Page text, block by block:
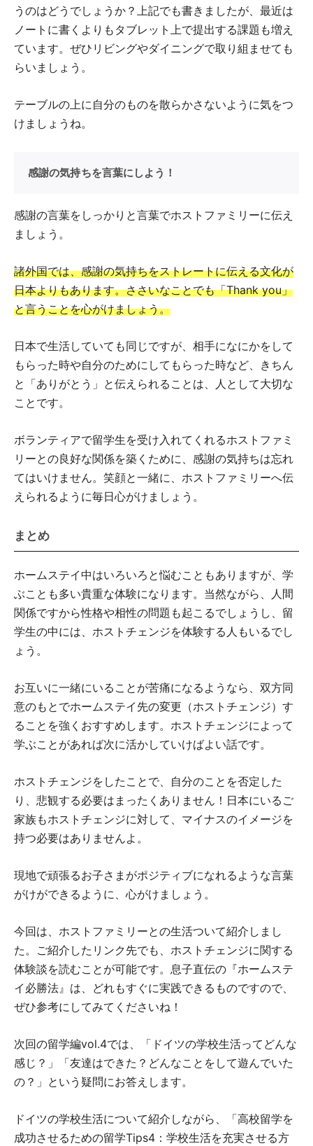
うのはどうでしょうか？上記でも書きましたが、最近は
ノートに書くよりもタブレット上で提出する課題も増え
ています。ぜひリビングやダイニングで取り組ませても
らいましょう。
テーブルの上に自分のものを散らかさないように気をつ
けましょうね。
感謝の気持ちを言葉にしよう！
感謝の言葉をしっかりと言葉でホストファミリーに伝え
ましょう。
諸外国では、感謝の気持ちをストレートに伝える文化が
日本よりもあります。ささいなことでも「Thank you」
と言うことを心がけましょう。
日本で生活していても同じですが、相手になにかをして
もらった時や自分のためにしてもらった時など、きちん
と「ありがとう」と伝えられることは、人として大切な
ことです。
ボランティアで留学生を受け入れてくれるホストファミ
リーとの良好な関係を築くために、感謝の気持ちは忘れ
てはいけません。笑顔と一緒に、ホストファミリーへ伝
えられるように毎日心がけましょう。
まとめ
ホームステイ中はいろいろと悩むこともありますが、学
ぶことも多い貴重な体験になります。当然ながら、人間
関係ですから性格や相性の問題も起こるでしょうし、留
学生の中には、ホストチェンジを体験する人もいるでし
ょう。
お互いに一緒にいることが苦痛になるようなら、双方同
意のもとでホームステイ先の変更（ホストチェンジ）す
ることを強くおすすめします。ホストチェンジによって
学ぶことがあれば次に活かしていけばよい話です。
ホストチェンジをしたことで、自分のことを否定した
り、悲観する必要はまったくありません！日本にいるご
家族もホストチェンジに対して、マイナスのイメージを
持つ必要はありませんよ。
現地で頑張るお子さまがポジティブになれるような言葉
がけができるように、心がけましょう。
今回は、ホストファミリーとの生活ついて紹介しまし
た。ご紹介したリンク先でも、ホストチェンジに関する
体験談を読むことが可能です。息子直伝の『ホームステ
イ必勝法』は、どれもすぐに実践できるものですので、
ぜひ参考にしてみてくださいね！
次回の留学編vol.4では、「ドイツの学校生活ってどんな
感じ？」「友達はできた？どんなことをして遊んでいた
の？」という疑問にお答えします。
ドイツの学校生活について紹介しながら、「高校留学を
成功させるための留学Tips4：学校生活を充実させる方